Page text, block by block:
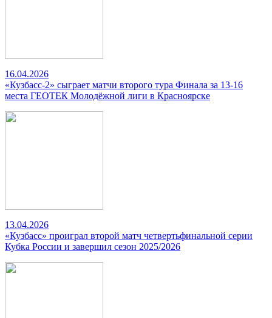
16.04.2026
«Кузбасс-2» сыграет матчи второго тура Финала за 13-16
места ГЕОТЕК Молодёжной лиги в Красноярске
13.04.2026
«Кузбасс» проиграл второй матч четвертьфинальной серии
Кубка России и завершил сезон 2025/2026